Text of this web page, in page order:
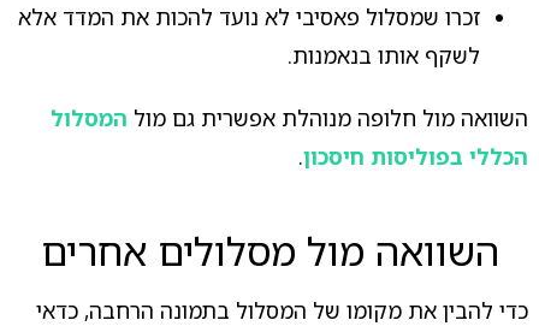
זכרו שמסלול פאסיבי לא נועד להכות את המדד אלא
לשקף אותו בנאמנות.
השוואה מול חלופה מנוהלת אפשרית גם מול המסלול
הכללי בפוליסות חיסכון.
השוואה מול מסלולים אחרים
כדי להבין את מקומו של המסלול בתמונה הרחבה, כדאי